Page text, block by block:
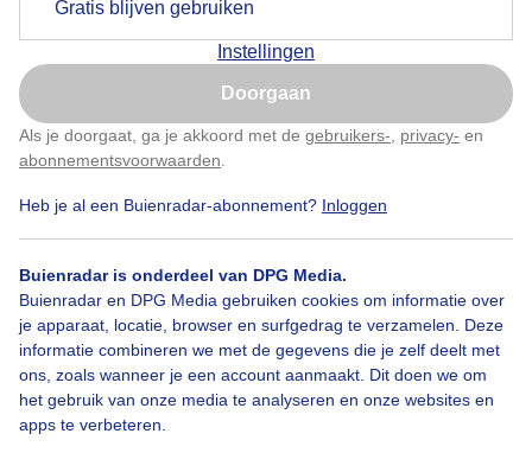
Gratis blijven gebruiken
Instellingen
Doorgaan
Als je doorgaat, ga je akkoord met de gebruikers- privacy- en
abonnementsvoorwaarden
Heb je al een Buienradar-abonnement? Inloggen
Buienradar is onderdeel van DPG Media.
Buienradar en DPG Media gebruiken cookies om informatie over
je apparaat, locatie, browser en surfgedrag te verzamelen. Deze
informatie combineren we met de gegevens die je zelf deelt met
ons, zoals wanneer je een account aanmaakt. Dit doen we om
het gebruik van onze media te analyseren en onze websites en
apps te verbeteren.
Door: Tonny de Vries Gemaakt: 13-06-2026, 34x bekeken
Een moment geduld aub...
Nu niet, misschien later
Klik hierom dit aan te passen